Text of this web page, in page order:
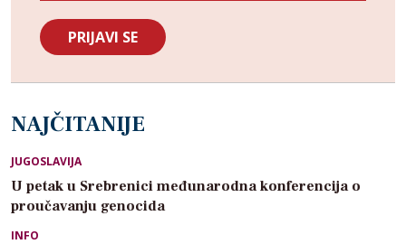
NAJČITANIJE
JUGOSLAVIJA
U petak u Srebrenici međunarodna konferencija o
proučavanju genocida
INFO